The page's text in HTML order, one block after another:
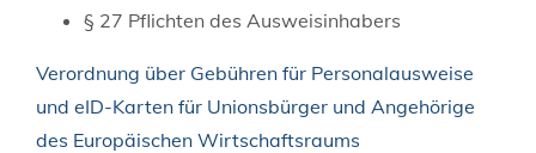
§ 27 Pflichten des Ausweisinhabers
Verordnung über Gebühren für Personalausweise
und eID-Karten für Unionsbürger und Angehörige
des Europäischen Wirtschaftsraums